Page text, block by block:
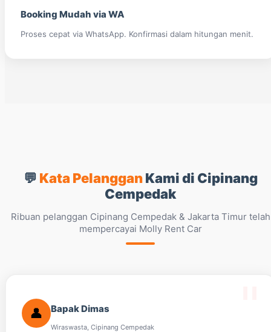
Booking Mudah via WA
Proses cepat via WhatsApp. Konfirmasi dalam hitungan menit.
💬 Kata PelangganKami di Cipinang
Cempedak
Ribuan pelanggan Cipinang Cempedak & Jakarta Timur telah
mempercayai Molly Rent Car
👤 Bapak Dimas
Wiraswasta, Cipinang Cempedak